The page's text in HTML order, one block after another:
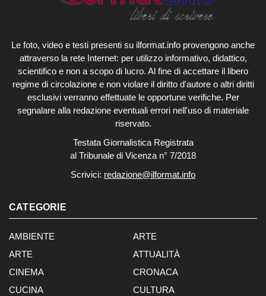
Le foto, video e testi presenti su ilformat.info provengono anche
attraverso la rete Internet: per utilizzo informativo, didattico,
scientifico e non a scopo di lucro. Al fine di accettare il libero
regime di circolazione e non violare il diritto d'autore o altri diritti
esclusivi verranno effettuate le opportune verifiche. Per
segnalare alla redazione eventuali errori nell'uso di materiale
riservato.
Testata Giornalistica Registrata
al Tribunale di Vicenza n° 7/2018
Scrivici: redazione@ilformat.info
CATEGORIE
AMBIENTE
ARTE
ARTE
ATTUALITÀ
CINEMA
CRONACA
CUCINA
CULTURA